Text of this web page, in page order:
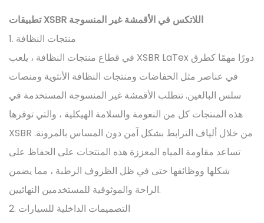
تطبيقات XSBR اللاتكس في الأقمشة غير المنسوجة
1. منتجات النظافة
في قطاع منتجات النظافة ، يلعب XSBR LaTex دورًا مهمًا كطرق
في عناصر مثل الحفاضات ومنتجات النظافة الأنثوية ومنصات
سلس البالغين. تتطلب الأقمشة غير المنسوجة المستخدمة في
هذه المنتجات كل من النعومة والسلامة الهيكلية ، والتي توفرها
XSBR من خلال ألياف الترابط بشكل آمن دون المساس بالمرونة.
تساعد مقاومة المياه المعززة هذه المنتجات على الحفاظ على
شكلها ووظائفها حتى في ظل الظروف الرطبة ، مما يضمن
الراحة والموثوقية للمستخدمين النهائيين.
2. التصميمات الداخلية للسيارات